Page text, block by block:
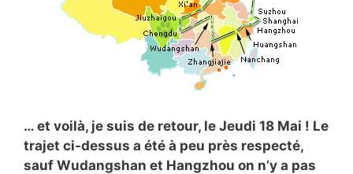
… et voilà, je suis de retour, le Jeudi 18 Mai ! Le
trajet ci-dessus a été à peu près respecté,
sauf Wudangshan et Hangzhou on n’y a pas